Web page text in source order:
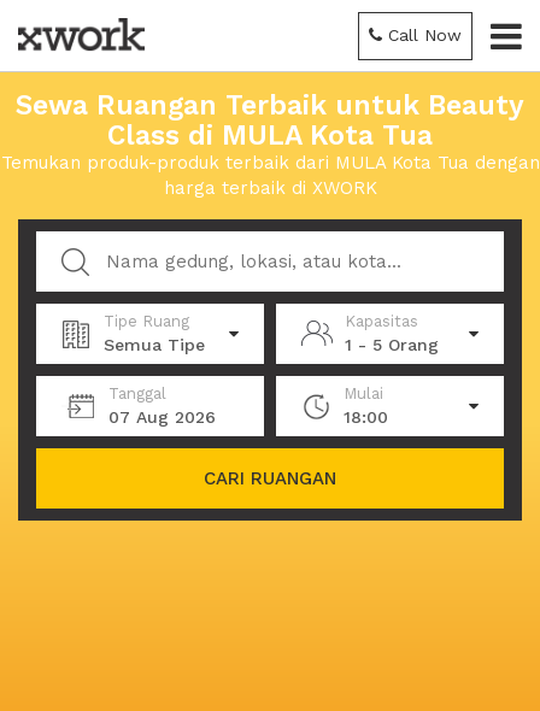
Call Now
Sewa Ruangan Terbaik untuk Beauty
Class di MULA Kota Tua
Temukan produk-produk terbaik dari MULA Kota Tua dengan
harga terbaik di XWORK
Tipe Ruang
Semua Tipe
Kapasitas
1 - 5 Orang
Tanggal
07 Aug 2026
Mulai
18:00
CARI RUANGAN